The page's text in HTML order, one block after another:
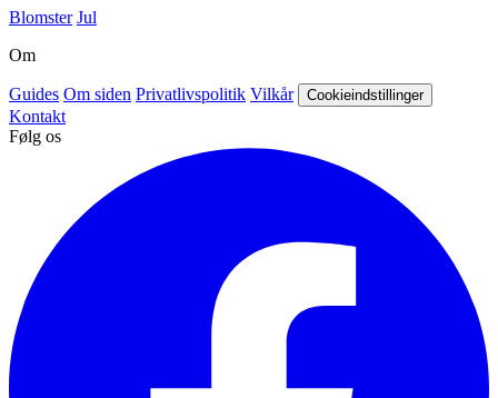
Blomster Jul
Om
Guides Om siden Privatlivspolitik Vilkår Cookieindstillinger
Kontakt
Følg os